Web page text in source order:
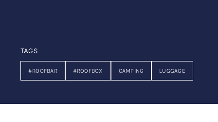
TAGS
#ROOFBAR #ROOFBOX CAMPING LUGGAGE